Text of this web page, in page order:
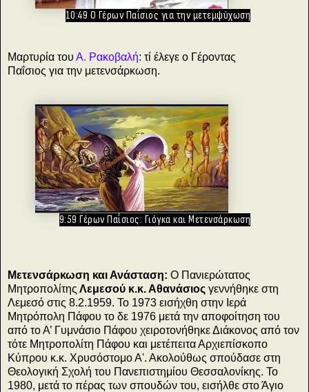
10:49 Ο Γέρων Παΐσιος για την μετεμψύχωση
Μαρτυρία του Α. Ρακοβαλή: τί έλεγε ο Γέροντας
Παΐσιος για την μετενσάρκωση.
9:59 Γέρων Παΐσιος: Γιόγκα και Μετενσάρκωση
Μετενσάρκωση και Ανάσταση: O Πανιερώτατος
Μητροπολίτης Λεμεσού κ.κ. Αθανάσιος γεννήθηκε στη
Λεμεσό στις 8.2.1959. Το 1973 εισήχθη στην Iερά
Μητρόπολη Πάφου το δε 1976 μετά την αποφοίτηση του
από το Α’ Γυμνάσιο Πάφου χειροτονήθηκε Διάκονος από τον
τότε Μητροπολίτη Πάφου και μετέπειτα Αρχιεπίσκοπο
Κύπρου κ.κ. Χρυσόστομο Α'. Ακολούθως σπούδασε στη
Θεολογική Σχολή του Πανεπιστημίου Θεσσαλονίκης. Το
1980, μετά το πέρας των σπουδών του, εισήλθε στο Άγιο